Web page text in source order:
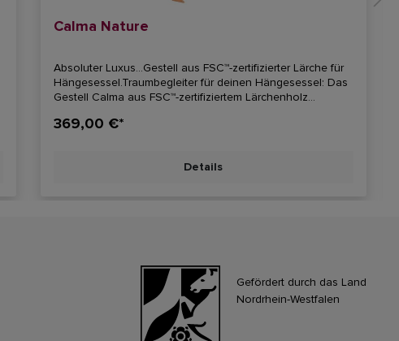
Calma Nature
Absoluter Luxus...Gestell aus FSC™-zertifizierter Lärche für
Hängesessel.Traumbegleiter für deinen Hängesessel: Das
Gestell Calma aus FSC™-zertifiziertem Lärchenholz
Hängesessel aller Größen.(Preis ohne Hängesitz)Für alle
369,00 €*
Details
Gefördert durch das Land
Nordrhein-Westfalen